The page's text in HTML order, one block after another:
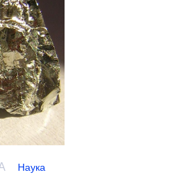
Наука